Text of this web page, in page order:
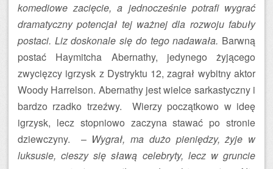
komediowe zacięcie, a jednocześnie potrafi wygrać
dramatyczny potencjał tej ważnej dla rozwoju fabuły
postaci. Liz doskonale się do tego nadawała. Barwną
postać Haymitcha Abernathy, jedynego żyjącego
zwycięzcy igrzysk z Dystryktu 12, zagrał wybitny aktor
Woody Harrelson. Abernathy jest wielce sarkastyczny i
bardzo rzadko trzeźwy. Wierzy początkowo w ideę
igrzysk, lecz stopniowo zaczyna stawać po stronie
dziewczyny. – Wygrał, ma dużo pieniędzy, żyje w
luksusie, cieszy się sławą celebryty, lecz w gruncie